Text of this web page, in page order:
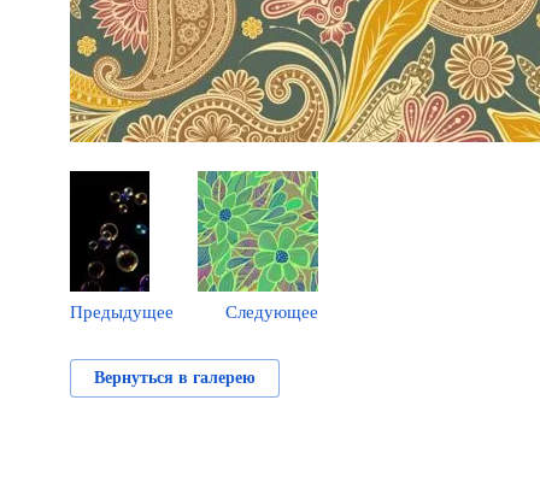
Предыдущее Следующее
Вернуться в галерею